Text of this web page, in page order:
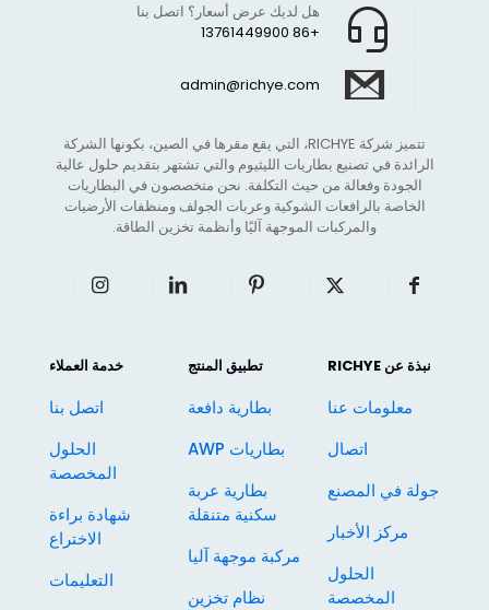
+86 13761449900
هل لديك عرض أسعار؟ اتصل بنا
admin@richye.com
تتميز شركة RICHYE، التي يقع مقرها في الصين، بكونها الشركة
الرائدة في تصنيع بطاريات الليثيوم والتي تشتهر بتقديم حلول عالية
الجودة وفعالة من حيث التكلفة. نحن متخصصون في البطاريات
الخاصة بالرافعات الشوكية وعربات الجولف ومنظفات الأرضيات
والمركبات الموجهة آليًا وأنظمة تخزين الطاقة.
نبذة عن RICHYE
معلومات عنا
اتصال
جولة في المصنع
مركز الأخبار
الحلول
المخصصة
تطبيق المنتج
بطارية دافعة
بطاريات AWP
بطارية عربة
سكنية متنقلة
مركبة موجهة آليا
نظام تخزين
خدمة العملاء
اتصل بنا
الحلول
المخصصة
شهادة براءة
الاختراع
التعليمات